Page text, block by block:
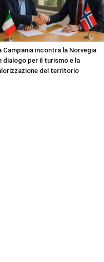
Campania incontra la Norvegia:
dialogo per il turismo e la
del territorio